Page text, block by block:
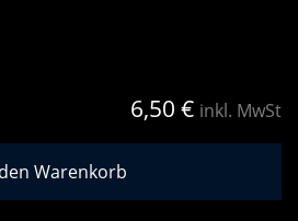
6,50 € inkl. MwSt